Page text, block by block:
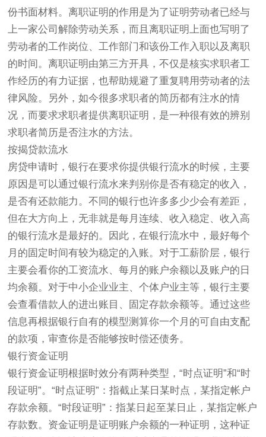
份书面材料。离职证明的作用是为了证明劳动者已经与
上一家公司解除劳动关系，而且离职证明上面也写明了
劳动者的工作岗位、工作部门和该份工作入职以及离职
的时间。离职证明由第三方开具，不仅是核实求职者工
作经历的有力证据，也帮助规避了重复聘用劳动者的法
律风险。另外，如今很多求职者的简历都有注水的情
况，而要求求职者提供离职证明，是一种很有效的辨别
求职者简历是否注水的方法。
按揭贷款流水
房贷申请时，银行在要求你提供银行流水的时候，主要
原因是可以通过银行流水来判别你是否有稳定的收入，
是否有还款能力。不同的银行也许多多少少会有差距，
但在大方向上，无非就是每月连续、收入稳定、收入高
的银行流水是最好的。因此，在银行流水中，最好每个
月的固定时间有较为稳定的入账。对于工薪阶层，银行
主要会看你的工资流水、每月的账户余额以及账户的日
均余额。对于中小企业业主、个体户业主等，银行主要
会查看借款人的进出账目、固定存款余额等。通过这些
信息再根据银行自有的模型测算你一个月的可自由支配
的款项，审查你是否能够按时偿还债务。
银行资金证明
银行资金证明根据时效分有两种类型，“时点证明”和“时
段证明”。“时点证明”：指截止某日某时点，某指定帐户
存款余额。“时段证明”：指某日起至某日止，某指定帐户
存款数。资金证明是证明账户余额的一种证明，这种证